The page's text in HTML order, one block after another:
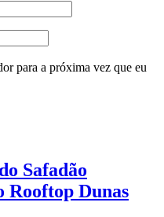
para a próxima vez que eu
Safadão
Rooftop Dunas